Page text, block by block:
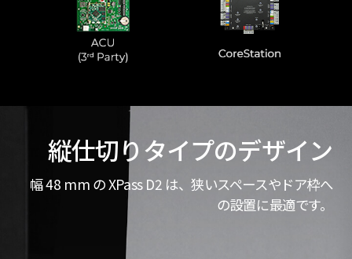
縦仕切りタイプのデザイン
幅 48 mm の XPass D2 は、狭いスペースやドア枠へ
の設置に最適です。